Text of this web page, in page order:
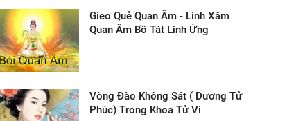
Gieo Quẻ Quan Âm - Linh Xăm
Quan Âm Bồ Tát Linh Ứng
Vòng Đào Không Sát ( Dương Tử
Phúc) Trong Khoa Tử Vi